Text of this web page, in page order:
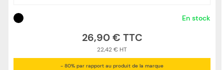
En stock
26,90 €
22,42 €
- 80% par rapport au produit de la marque